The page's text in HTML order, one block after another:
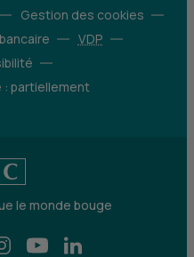
Gestion des cookies
VDP
: partiellement
le monde bouge
- CIC- CIC
Instagram - CIC
YouTube - CIC